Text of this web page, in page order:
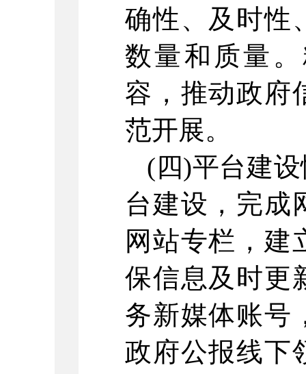
确性、及时性
数量和质量
容，推动政府
范开展。
(四)平台建
台建设，完成
网站专栏，建
保信息及时更
务新媒体账号
政府公报线下